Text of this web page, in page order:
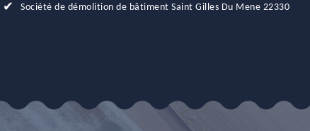
Société de démolition de bâtiment Saint Gilles Du Mene 22330